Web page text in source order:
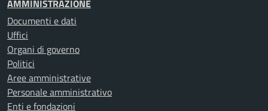
AMMINISTRAZIONE
Documenti e dati
Uffici
Organi di governo
Politici
Aree amministrative
Personale amministrativo
Enti e fondazioni